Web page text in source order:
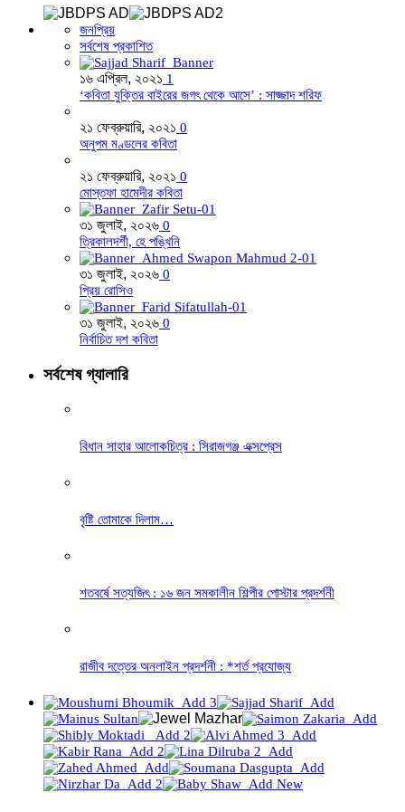
জনপ্রিয়
সর্বশেষ প্রকাশিত
১৬ এপ্রিল, ২০২১ 1
‘কবিতা যুক্তির বাইরের জগৎ থেকে আসে’ : সাজ্জাদ শরিফ
২১ ফেব্রুয়ারি, ২০২১ 0
অনুপম মণ্ডলের কবিতা
২১ ফেব্রুয়ারি, ২০২১ 0
মোস্তফা হামেদীর কবিতা
৩১ জুলাই, ২০২৬ 0
ত্রিকালদর্শী, হে পঙ্খিনি
৩১ জুলাই, ২০২৬ 0
প্রিয় রোসিও
৩১ জুলাই, ২০২৬ 0
নির্বাচিত দশ কবিতা
সর্বশেষ গ্যালারি
বিধান সাহার আলোকচিত্র : সিরাজগঞ্জ এক্সপ্রেস
বৃষ্টি তোমাকে দিলাম…
শতবর্ষে সত্যজিৎ : ১৬ জন সমকালীন শিল্পীর পোস্টার প্রদর্শনী
রাজীব দত্তের অনলাইন প্রদর্শনী : *শর্ত প্রযোজ্য